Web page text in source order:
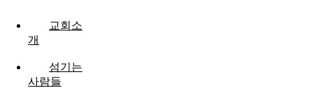
교회소
개
섬기는
사람들